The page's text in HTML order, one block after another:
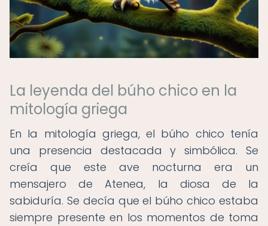
La leyenda del búho chico en la
mitología griega
En la mitología griega, el búho chico tenía
una presencia destacada y simbólica. Se
creía que este ave nocturna era un
mensajero de Atenea, la diosa de la
sabiduría. Se decía que el búho chico estaba
siempre presente en los momentos de toma